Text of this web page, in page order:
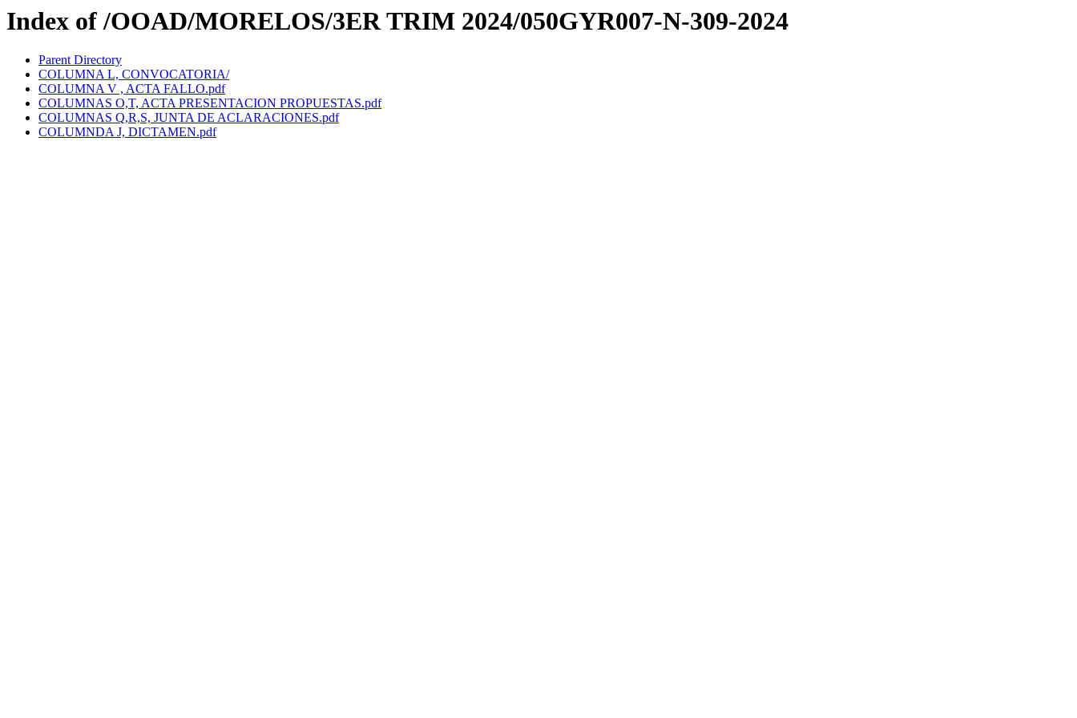
Index of /OOAD/MORELOS/3ER TRIM 2024/050GYR007-N-309-2024
Parent Directory
COLUMNA L, CONVOCATORIA/
COLUMNA V , ACTA FALLO.pdf
COLUMNAS O,T, ACTA PRESENTACION PROPUESTAS.pdf
COLUMNAS Q,R,S, JUNTA DE ACLARACIONES.pdf
COLUMNDA J, DICTAMEN.pdf